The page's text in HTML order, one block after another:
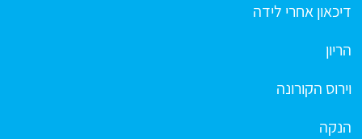
דיכאון אחרי לידה
הריון
וירוס הקורונה
הנקה